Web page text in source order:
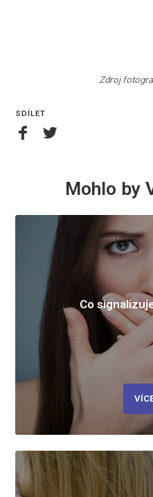
Zdroj
SDÍLET
Mohlo by
Co